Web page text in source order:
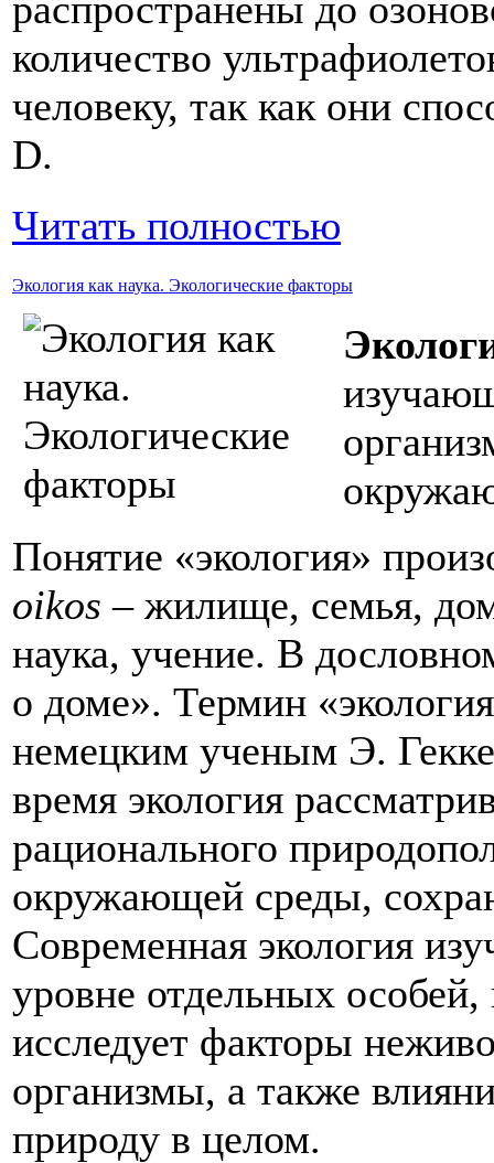
количество
человеку, так как они
D.
Читать полностью
Экология как наука. Экологические факторы
Понятие «экология»
oikos – жилище, семья,
наука, учение. В
о доме». Термин
немецким ученым Э.
время экология
рационального
окружающей среды,
Современная экология
уровне отдельных
исследует факторы
организмы, а также
природу в целом.